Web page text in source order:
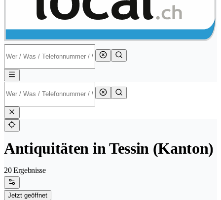
Antiquitäten in Tessin (Kanton)
20 Ergebnisse
Jetzt geöffnet